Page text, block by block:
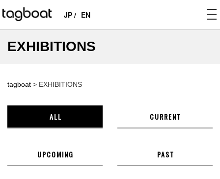
JP / EN
EXHIBITIONS
tagboat > EXHIBITIONS
ALL CURRENT
UPCOMING PAST